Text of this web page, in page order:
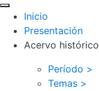
Inicio
Presentación
Acervo histórico
Período >
Temas >